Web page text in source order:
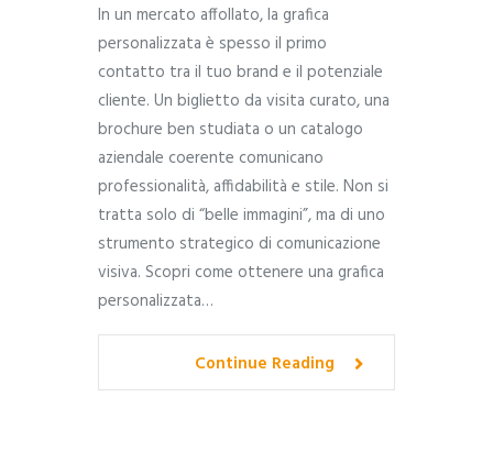
In un mercato affollato, la grafica
personalizzata è spesso il primo
contatto tra il tuo brand e il potenziale
cliente. Un biglietto da visita curato, una
brochure ben studiata o un catalogo
aziendale coerente comunicano
professionalità, affidabilità e stile. Non si
tratta solo di “belle immagini”, ma di uno
strumento strategico di comunicazione
visiva. Scopri come ottenere una grafica
personalizzata…
Continue Reading